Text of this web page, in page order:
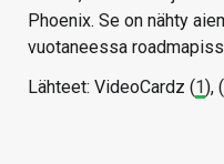
Phoenix. Se on nähty
vuotaneessa
Lähteet: VideoCardz (1), (